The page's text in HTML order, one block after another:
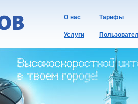
О нас Тарифы
Услуги